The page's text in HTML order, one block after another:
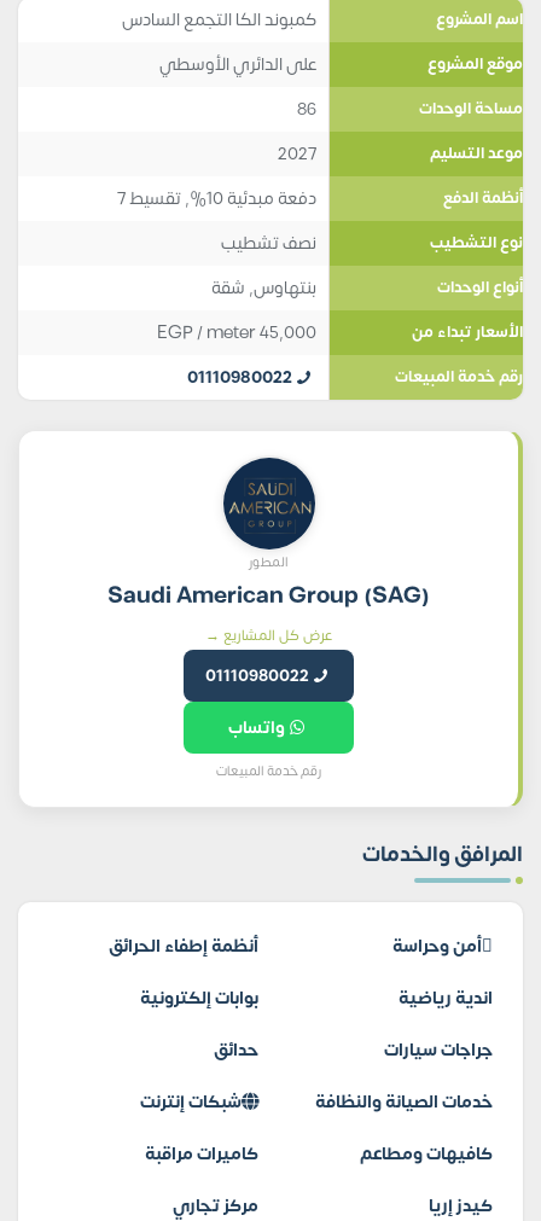
اسم المشروع كمبوند الكا التجمع السادس
موقع المشروع على الدائري الأوسطي
مساحة الوحدات 86
موعد التسليم 2027
أنظمة الدفع دفعة مبدئية 10%, تقسيط 7
نوع التشطيب نصف تشطيب
أنواع الوحدات بنتهاوس, شقة
الأسعار تبداء من 45,000
EGP/ meter
رقم خدمة المبيعات 01110980022
المطور
Saudi American Group (SAG)
عرض كل المشاريع →
01110980022
واتساب
رقم خدمة المبيعات
المرافق والخدمات
أمن وحراسة
أنظمة إطفاء الحرائق
اندية رياضية
بوابات إلكترونية
جراجات سيارات
حدائق
خدمات الصيانة والنظافة
شبكات إنترنت
كافيهات ومطاعم
كاميرات مراقبة
كيدز إريا
مركز تجاري